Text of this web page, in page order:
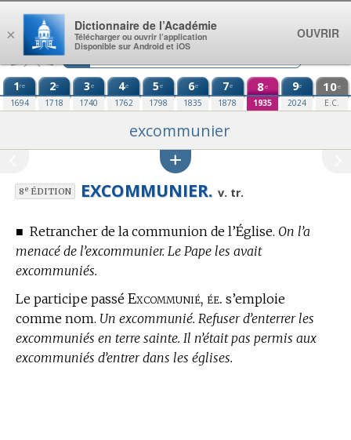
Aller au contenu
1re
1694
2e
1718
3e
1740
4e
1762
5e
1798
6e
1835
7e
1878
8e
1935
9e
2024
10e
E.C.
excommunier
8eÉDITION EXCOMMUNIER. v. tr.
■ Retrancher de la communion de l’Église. On l’a
menacé de l’excommunier. Le Pape les avait
excommuniés.
Le participe passé Excommunié, ée. s’emploie
comme nom. Un excommunié. Refuser d’enterrer les
excommuniés en terre sainte. Il n’était pas permis aux
excommuniés d’entrer dans les églises.
×
Dictionnaire de l’Académie
Télécharger ou ouvrir l’application
Disponible sur Android et iOS
OUVRIR